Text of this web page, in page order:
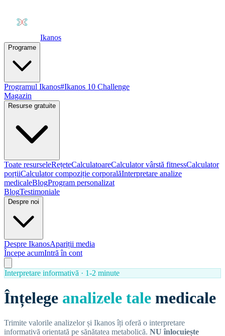
Ikanos
Programe
Programul Ikanos#Ikanos 10 Challenge
Magazin
Resurse gratuite
Toate resurseleRețeteCalculatoareCalculator vârstă fitnessCalculator
porțiiCalculator compoziție corporalăInterpretare analize
medicaleBlogProgram personalizat
BlogTestimoniale
Despre noi
Despre IkanosApariții media
Începe acumIntră în cont
Interpretare informativă · 1-2 minute
Înțelege analizele tale medicale
Trimite valorile analizelor și Ikanos îți oferă o interpretare
informativă orientată pe sănătatea metabolică. NU înlocuiește